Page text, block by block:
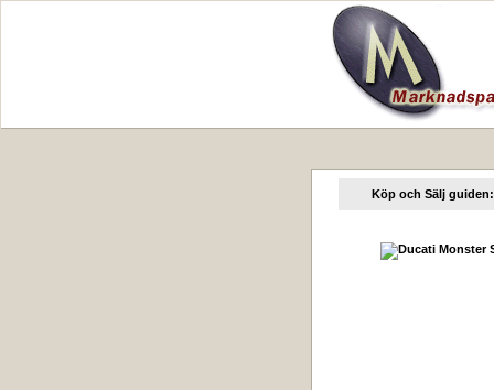
Köp och Sälj guiden: